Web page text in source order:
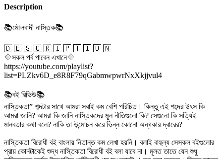
Description
📚মৌলবাদী নাস্তিক📚
🇩 🇪 🇸 🇨 🇷 🇮 🇵 🇹 🇮 🇴 🇳
🔷সকল পর্ব পাবেন এখানে🔷
https://youtube.com/playlist?
list=PLZkv6D_e8R8F79qGabmwpwrNxXkjjvul4
📚বই রিভিউ📚
নাস্তিকতা” শব্দটার সাথে আমরা সবাই কম বেশি পরিচিত। কিন্তু এই শব্দের উৎস কি
আমরা জানি? আমরা কি জানি নাস্তিকদের মূল নীতিগুলো কি? সেগুলো কি সত্যিই
মানবতার কথা বলে? নাকি তা উন্মোচন করে ভিন্ন কোনো অন্ধকার দ্বারের?
নাস্তিকতা বিরোধী বই বাংলায় নিতান্ত কম লেখা হয়নি। বলাই বাহুল্য সেসকল বইগুলোর
প্রায় কোনটাকেই শুদ্ধ নাস্তিকতা বিরোধী বই বলা যাবে না। মূলত তাতে যেন শুধু